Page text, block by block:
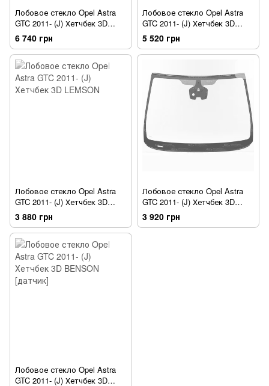
Лобовое стекло Opel Astra
GTC 2011- (J) Хетчбек 3D
PILKINGTON [датчик]
6 740 грн
Лобовое стекло Opel Astra
GTC 2011- (J) Хетчбек 3D
GUARDIAN
5 520 грн
Лобовое стекло Opel Astra
GTC 2011- (J) Хетчбек 3D
LEMSON
3 880 грн
Лобовое стекло Opel Astra
GTC 2011- (J) Хетчбек 3D
LEMSON [датчик]
3 920 грн
Лобовое стекло Opel Astra
GTC 2011- (J) Хетчбек 3D